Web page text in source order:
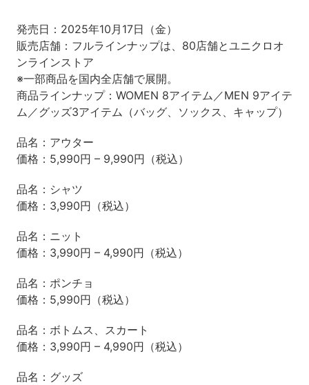
発売日：2025年10月17日（金）
販売店舗：フルラインナップは、80店舗とユニクロオ
ンラインストア
※一部商品を国内全店舗で展開。
商品ラインナップ：WOMEN 8アイテム／MEN 9アイテ
ム／グッズ3アイテム（バッグ、ソックス、キャップ）
品名：アウター
価格：5,990円 – 9,990円（税込）
品名：シャツ
価格：3,990円（税込）
品名：ニット
価格：3,990円 – 4,990円（税込）
品名：ポンチョ
価格：5,990円（税込）
品名：ボトムス、スカート
価格：3,990円 – 4,990円（税込）
品名：グッズ